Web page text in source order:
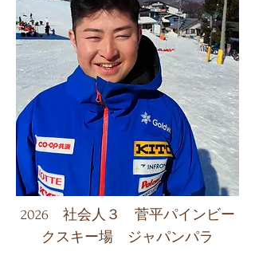
​2026 社会人３ 菅平パインビー
クスキー場 ジャパンパラ